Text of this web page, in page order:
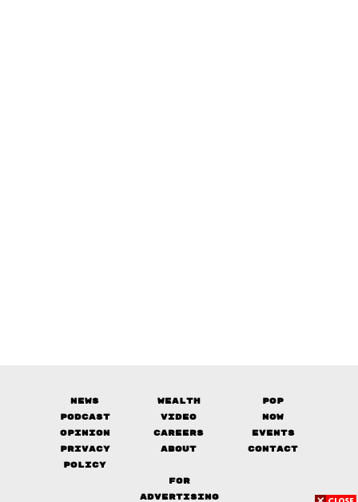
News Wealth
Pop
Podcast
Video
Now
Opinion
Careers
Events
Privacy
Policy
About Contact
FOR
ADVERTISING